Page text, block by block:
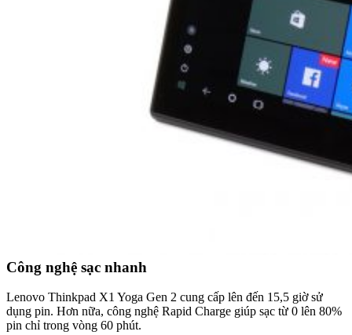
Công nghệ sạc nhanh
Lenovo Thinkpad X1 Yoga Gen 2 cung cấp lên đến 15,5 giờ sử
dụng pin. Hơn nữa, công nghệ Rapid Charge giúp sạc từ 0 lên 80%
pin chỉ trong vòng 60 phút.